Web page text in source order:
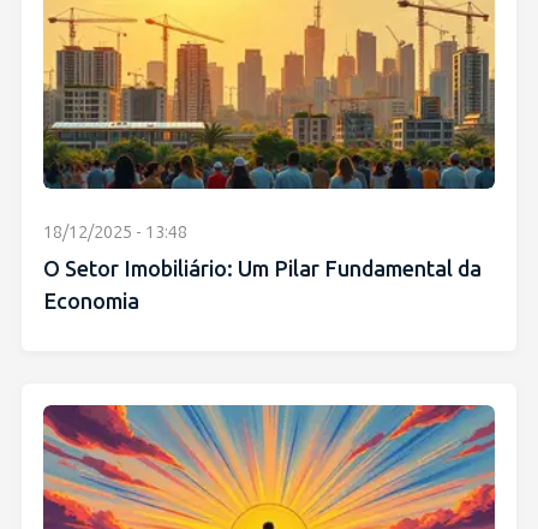
18/12/2025 - 13:48
O Setor Imobiliário: Um Pilar Fundamental da
Economia